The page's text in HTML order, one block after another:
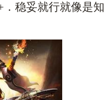
稳妥就行就像是